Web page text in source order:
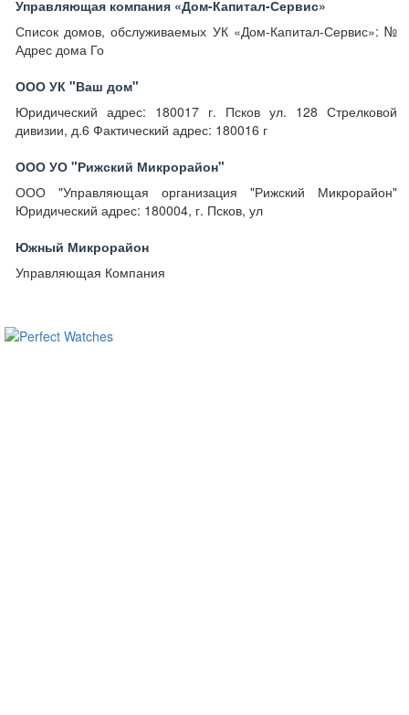
Управляющая компания «Дом-Капитал-Сервис»
Список домов, обслуживаемых УК «Дом-Капитал-Сервис»: №
Адрес дома Го
ООО УК "Ваш дом"
Юридический адрес: 180017 г. Псков ул. 128 Стрелковой
дивизии, д.6 Фактический адрес: 180016 г
ООО УО "Рижский Микрорайон"
ООО "Управляющая организация "Рижский Микрорайон"
Юридический адрес: 180004, г. Псков, ул
Южный Микрорайон
Управляющая Компания